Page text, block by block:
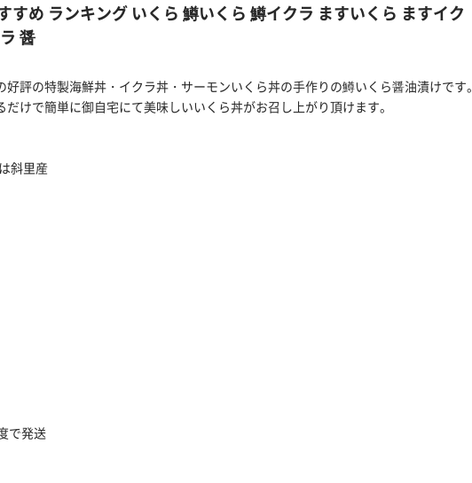
すめ ランキング いくら 鱒いくら 鱒イクラ ますいくら ますイク
醤
評の特製海鮮丼・イクラ丼・サーモンいくら丼の手作りの鱒いくら醤油漬けです。
けで簡単に御自宅にて美味しいいくら丼がお召し上がり頂けます。
斜里産
で発送